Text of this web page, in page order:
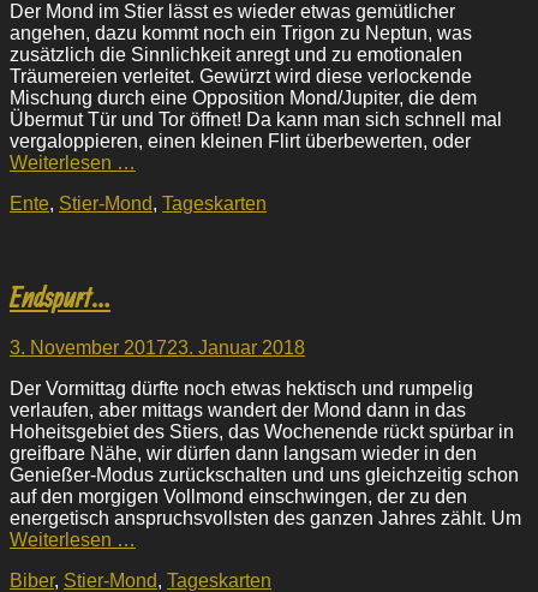
Der Mond im Stier lässt es wieder etwas gemütlicher
angehen, dazu kommt noch ein Trigon zu Neptun, was
zusätzlich die Sinnlichkeit anregt und zu emotionalen
Träumereien verleitet. Gewürzt wird diese verlockende
Mischung durch eine Opposition Mond/Jupiter, die dem
Übermut Tür und Tor öffnet! Da kann man sich schnell mal
vergaloppieren, einen kleinen Flirt überbewerten, oder
Weiterlesen …
Kategorien
Ente, Stier-Mond, Tageskarten
Endspurt…
Veröffentlicht
3. November 201723. Januar 2018
Der Vormittag dürfte noch etwas hektisch und rumpelig
verlaufen, aber mittags wandert der Mond dann in das
Hoheitsgebiet des Stiers, das Wochenende rückt spürbar in
greifbare Nähe, wir dürfen dann langsam wieder in den
Genießer-Modus zurückschalten und uns gleichzeitig schon
auf den morgigen Vollmond einschwingen, der zu den
energetisch anspruchsvollsten des ganzen Jahres zählt. Um
Weiterlesen …
Kategorien
Biber, Stier-Mond, Tageskarten